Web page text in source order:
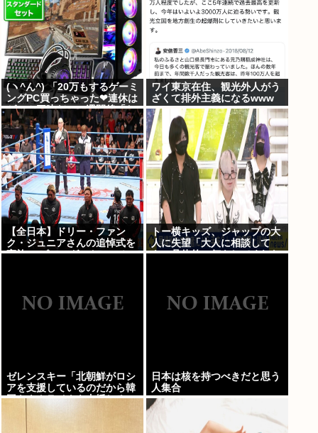
(ヽ^ん^) 「20万もするゲーミ
ングPC買っちゃった❤連休は
ゲーム三昧だ」一週間後「お
届け物でーす」（ヽ´ん`）
「そう…」
ワイ東京在住、観光外人がう
ざくて排外主義になるwww
【全日本】ドリー・ファン
ク・ジュニアさんの追悼式を
実施 スピニング・トー・ホー
トー横キッズ、ジャップの大
人に失望「大人に相談して
も、具体的に何もしてくれな
ゼレンスキー「北朝鮮がロシ
アを支援しているのだから韓
国もウクライナを支援しろ」
日本は核を持つべきだと思う
人集合